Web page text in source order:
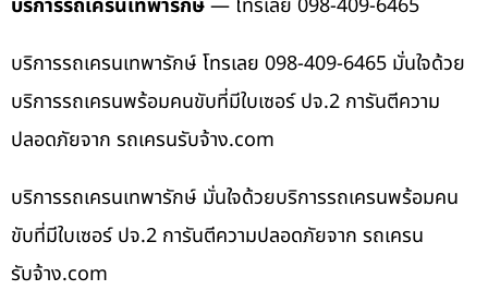
บริการรถเครนเทพารักษ์ โทรเลย 098-409-6465 มั่นใจด้วย
บริการรถเครนพร้อมคนขับที่มีใบเซอร์ ปจ.2 การันตีความ
ปลอดภัยจาก รถเครนรับจ้าง.com
บริการรถเครนเทพารักษ์ มั่นใจด้วยบริการรถเครนพร้อมคน
ขับที่มีใบเซอร์ ปจ.2 การันตีความปลอดภัยจาก รถเครน
รับจ้าง.com